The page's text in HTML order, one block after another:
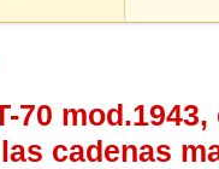
70
cadenas